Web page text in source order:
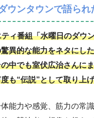
ウンタウンで語られ
ィ番組「水曜日のダウ
異的な能力をネタにし
中でも室伏広治さんに
も“伝説”として取り上
能力や感覚、筋力の常